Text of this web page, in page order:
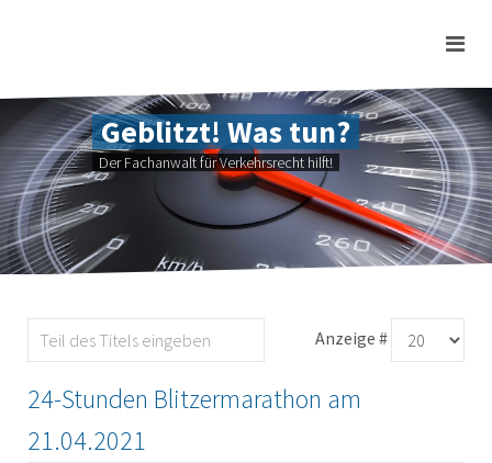
Geblitzt! Was tun?
Der Fachanwalt für Verkehrsrecht hilft!
Anzeige #
24-Stunden Blitzermarathon am
21.04.2021